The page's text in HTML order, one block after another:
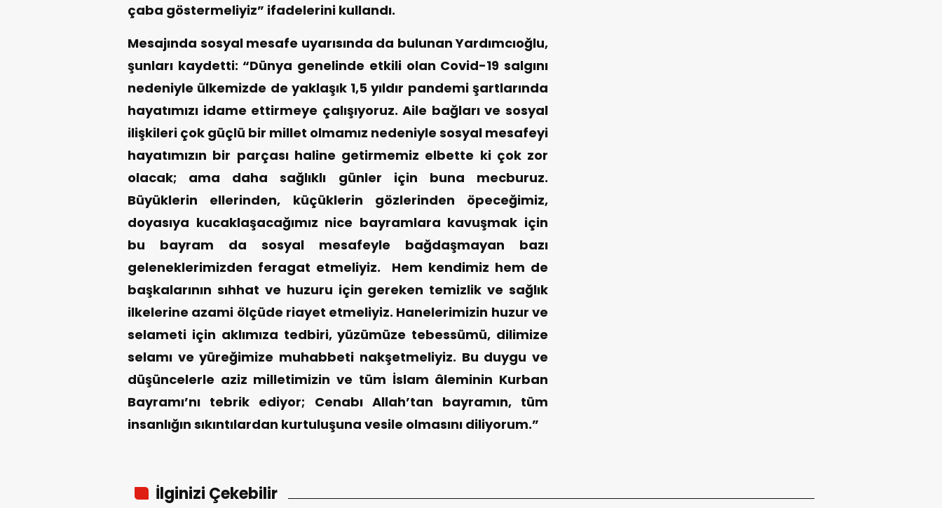
çaba göstermeliyiz” ifadelerini kullandı.
Mesajında sosyal mesafe uyarısında da bulunan Yardımcıoğlu,
şunları kaydetti: “Dünya genelinde etkili olan Covid-19 salgını
nedeniyle ülkemizde de yaklaşık 1,5 yıldır pandemi şartlarında
hayatımızı idame ettirmeye çalışıyoruz. Aile bağları ve sosyal
ilişkileri çok güçlü bir millet olmamız nedeniyle sosyal mesafeyi
hayatımızın bir parçası haline getirmemiz elbette ki çok zor
olacak; ama daha sağlıklı günler için buna mecburuz.
Büyüklerin ellerinden, küçüklerin gözlerinden öpeceğimiz,
doyasıya kucaklaşacağımız nice bayramlara kavuşmak için
bu bayram da sosyal mesafeyle bağdaşmayan bazı
geleneklerimizden feragat etmeliyiz. Hem kendimiz hem de
başkalarının sıhhat ve huzuru için gereken temizlik ve sağlık
ilkelerine azami ölçüde riayet etmeliyiz. Hanelerimizin huzur ve
selameti için aklımıza tedbiri, yüzümüze tebessümü, dilimize
selamı ve yüreğimize muhabbeti nakşetmeliyiz. Bu duygu ve
düşüncelerle aziz milletimizin ve tüm İslam âleminin Kurban
Bayramı’nı tebrik ediyor; Cenabı Allah’tan bayramın, tüm
insanlığın sıkıntılardan kurtuluşuna vesile olmasını diliyorum.”
İlginizi Çekebilir